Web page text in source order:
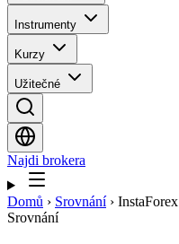
Instrumenty
Kurzy
Užitečné
Najdi brokera
Domů › Srovnání ›
Srovnání